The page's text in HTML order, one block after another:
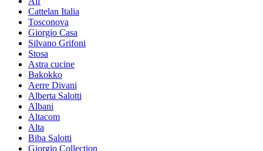
Cattelan Italia
Tosconova
Giorgio Casa
Silvano Grifoni
Stosa
Astra cucine
Bakokko
Aerre Divani
Alberta Salotti
Albani
Altacom
Alta
Biba Salotti
Giorgio Collection